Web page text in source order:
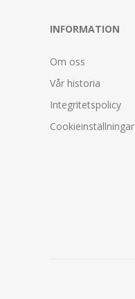
INFORMATION
Om oss
Vår historia
Integritetspolicy
Cookieinställningar